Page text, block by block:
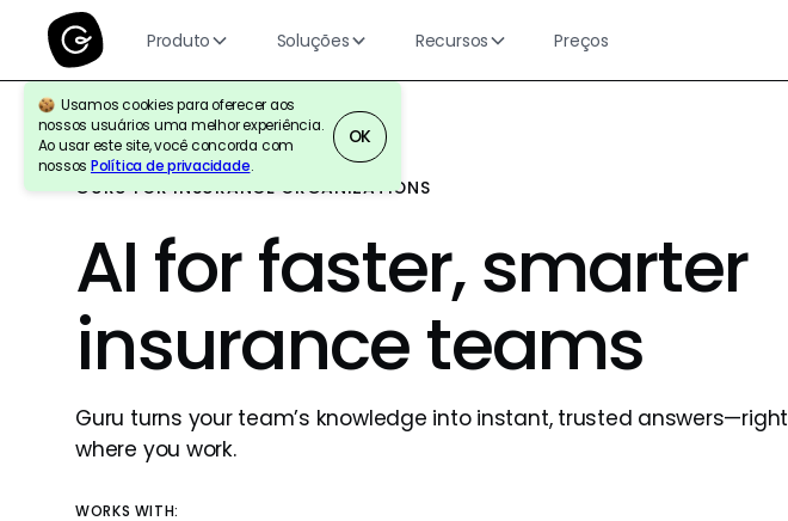
Produto Soluções Recursos Preços
Usamos cookies para oferecer aos
nossos usuários uma melhor experiência.
Ao usar este site, você concorda com
nossos Política de privacidade.
OK
GURU FOR INSURANCE ORGANIZATIONS
AI for faster, smarter
insurance teams
Guru turns your team’s knowledge into instant, trusted answers—right
where you work.
WORKS WITH: